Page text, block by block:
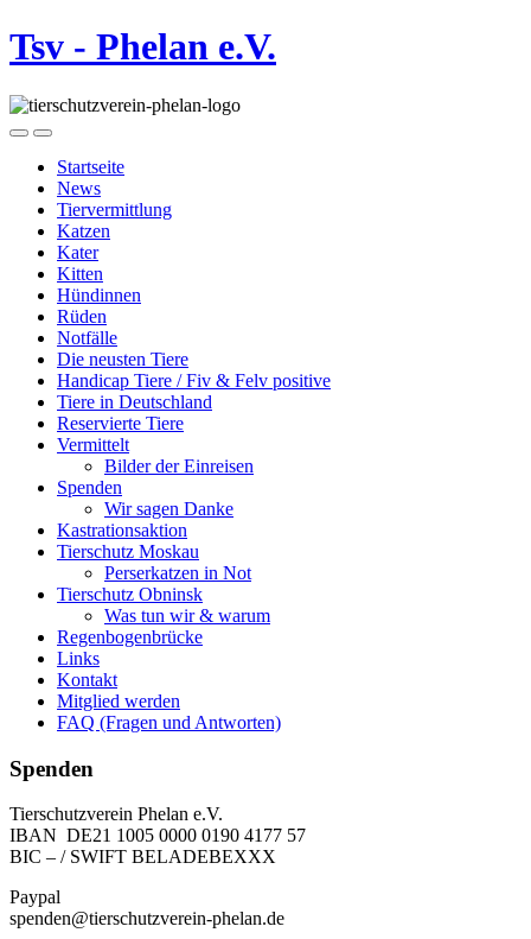
Tsv - Phelan e.V.
Startseite
News
Tiervermittlung
Katzen
Kater
Kitten
Hündinnen
Rüden
Notfälle
Die neusten Tiere
Handicap Tiere / Fiv & Felv positive
Tiere in Deutschland
Reservierte Tiere
Vermittelt
Bilder der Einreisen
Spenden
Wir sagen Danke
Kastrationsaktion
Tierschutz Moskau
Perserkatzen in Not
Tierschutz Obninsk
Was tun wir & warum
Regenbogenbrücke
Links
Kontakt
Mitglied werden
FAQ (Fragen und Antworten)
Spenden
Tierschutzverein Phelan e.V.
IBAN DE21 1005 0000 0190 4177 57
BIC – / SWIFT BELADEBEXXX
Paypal
spenden@tierschutzverein-phelan.de